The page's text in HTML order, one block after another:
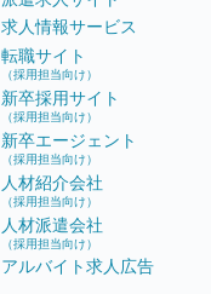
求人情報サービス
転職サイト
（採用担当向け）
新卒採用サイト
（採用担当向け）
新卒エージェント
（採用担当向け）
人材紹介会社
（採用担当向け）
人材派遣会社
（採用担当向け）
アルバイト求人広告